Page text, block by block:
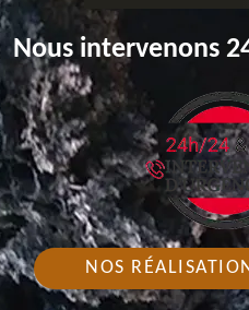
Nous intervenons
NOS